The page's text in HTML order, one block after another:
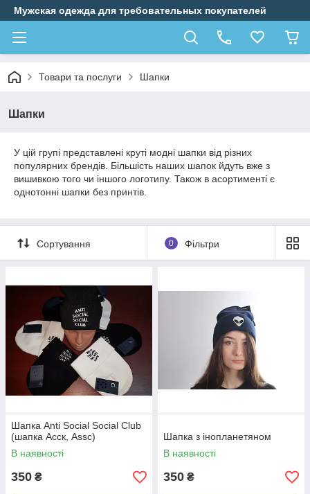
Мужская одежда для требовательных покупателей
Товари та послуги Шапки
Шапки
У цій групі представлені круті модні шапки від різних
популярних брендів. Більшість наших шапок йдуть вже з
вишивкою того чи іншого логотипу. Також в асортименті є
однотонні шапки без принтів.
Сортування 0 Фільтри
Шапка Anti Social Social Club
(шапка Асск, Аssc)
В наявності
350 ₴
Шапка з інопланетяном
В наявності
350 ₴